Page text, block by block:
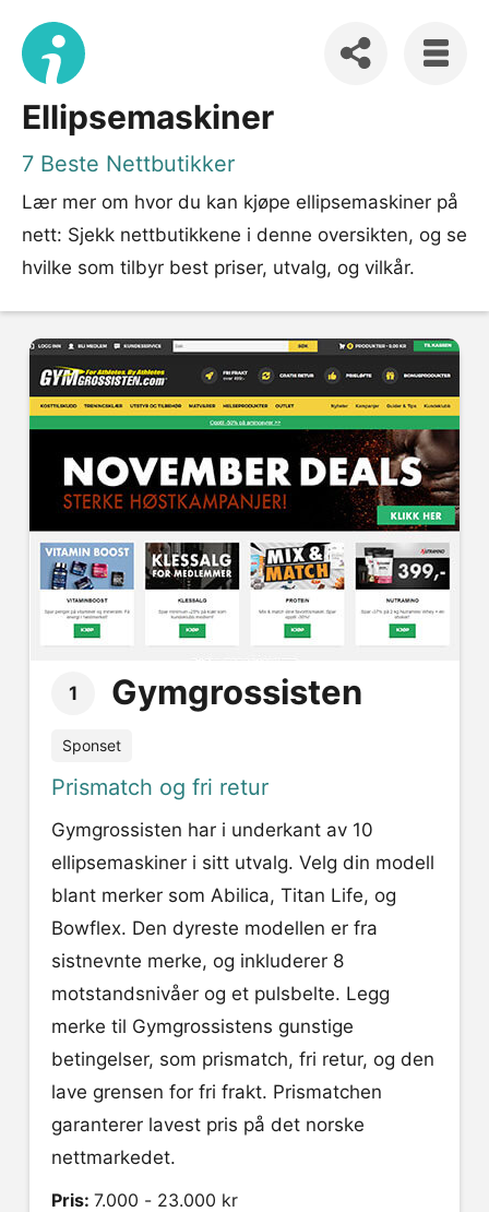
Ellipsemaskiner
7 Beste Nettbutikker
Lær mer om hvor du kan kjøpe ellipsemaskiner på
nett: Sjekk nettbutikkene i denne oversikten, og se
hvilke som tilbyr best priser, utvalg, og vilkår.
1 Gymgrossisten
Sponset
Prismatch og fri retur
Gymgrossisten har i underkant av 10
ellipsemaskiner i sitt utvalg. Velg din modell
blant merker som Abilica, Titan Life, og
Bowflex. Den dyreste modellen er fra
sistnevnte merke, og inkluderer 8
motstandsnivåer og et pulsbelte. Legg
merke til Gymgrossistens gunstige
betingelser, som prismatch, fri retur, og den
lave grensen for fri frakt. Prismatchen
garanterer lavest pris på det norske
nettmarkedet.
Pris: 7.000 - 23.000 kr